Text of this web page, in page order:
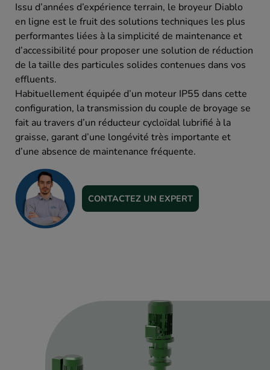
Issu d’années d’expérience terrain, le broyeur Diablo
en ligne est le fruit des solutions techniques les plus
performantes liées à la simplicité de maintenance et
d’accessibilité pour proposer une solution de réduction
de la taille des particules solides contenues dans vos
effluents.
Habituellement équipée d’un moteur IP55 dans cette
configuration, la transmission du couple de broyage se
fait au travers d’un réducteur cycloïdal lubrifié à la
graisse, garant d’une longévité très importante et
d’une absence de maintenance fréquente.
CONTACTEZ UN EXPERT